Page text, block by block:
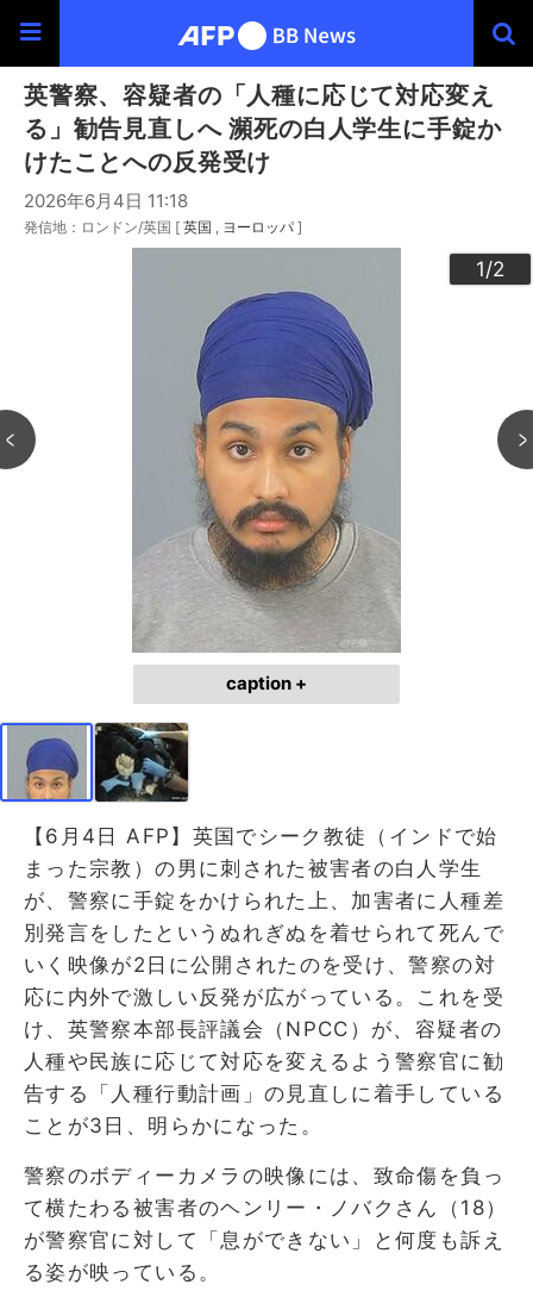
英警察、容疑者の「人種に応じて対応変え
る」勧告見直しへ 瀕死の白人学生に手錠か
けたことへの反発受け
2026年6月4日 11:18
発信地：ロンドン/英国 [ 英国 ヨーロッパ ]
1/2
2/2
caption +
【6月4日 AFP】英国でシーク教徒（インドで始
まった宗教）の男に刺された被害者の白人学生
が、警察に手錠をかけられた上、加害者に人種差
別発言をしたというぬれぎぬを着せられて死んで
いく映像が2日に公開されたのを受け、警察の対
応に内外で激しい反発が広がっている。これを受
け、英警察本部長評議会（NPCC）が、容疑者の
人種や民族に応じて対応を変えるよう警察官に勧
告する「人種行動計画」の見直しに着手している
ことが3日、明らかになった。
警察のボディーカメラの映像には、致命傷を負っ
て横たわる被害者のヘンリー・ノバクさん（18）
が警察官に対して「息ができない」と何度も訴え
る姿が映っている。